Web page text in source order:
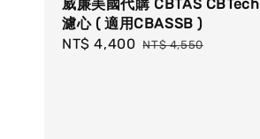
威廉美國代購 CBTAS CBTech
濾心 ( 適用CBASSB )
Sale
NT$ 4,400 Regular
NT$ 4,550